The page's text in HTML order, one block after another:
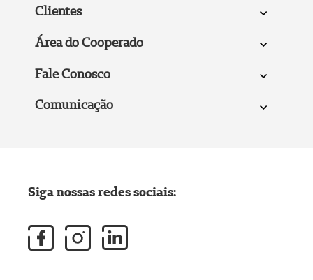
Clientes
Área do Cooperado
Fale Conosco
Comunicação
Siga nossas redes sociais: